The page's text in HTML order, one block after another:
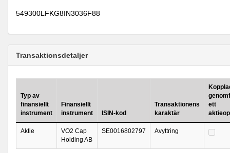
549300LFKG8IN3036F88
Transaktionsdetaljer
Typ av
finansiellt
instrument
Finansiellt
instrument
ISIN-kod
Transaktionens
karaktär
ett
Aktie
VO2 Cap
Holding AB
SE0016802797 Avyttring